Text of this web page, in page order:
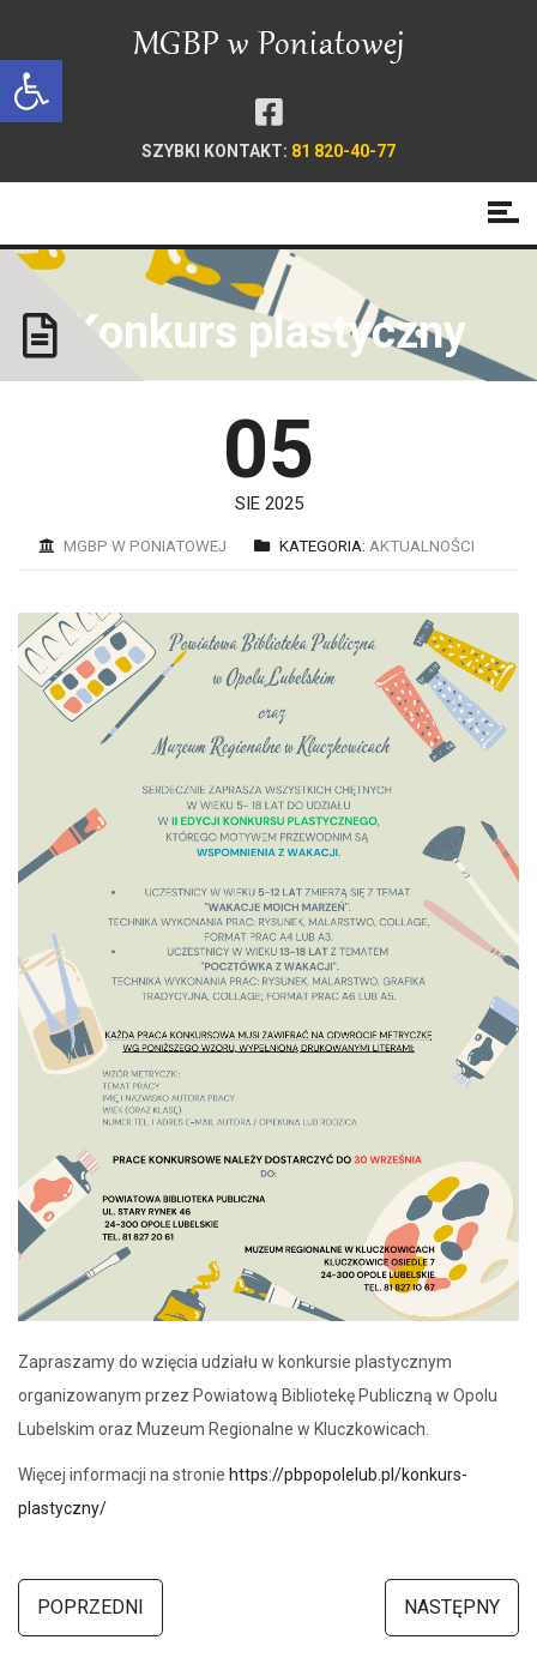
Open toolbar
SZYBKI KONTAKT: 81 820-40-77
Konkurs plastyczny
05
SIE 2025
MGBP W PONIATOWEJ KATEGORIA: AKTUALNOŚCI
Zapraszamy do wzięcia udziału w konkursie plastycznym
organizowanym przez Powiatową Bibliotekę Publiczną w Opolu
Lubelskim oraz Muzeum Regionalne w Kluczkowicach.
Więcej informacji na stronie https://pbpopolelub.pl/konkurs-
plastyczny/
POPRZEDNI NASTĘPNY